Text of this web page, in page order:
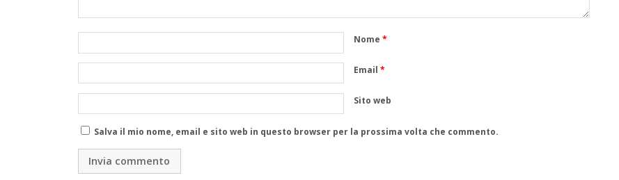
Nome *
Email *
Sito web
Salva il mio nome, email e sito web in questo browser per la prossima volta che commento.